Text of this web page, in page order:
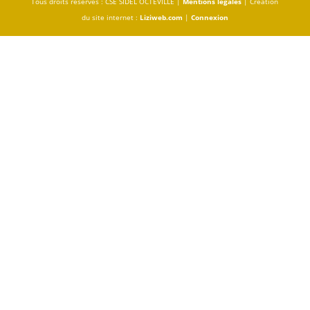
du site internet : Liziweb.com | Connexion